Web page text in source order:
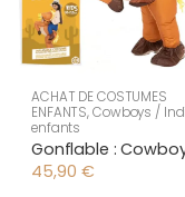
ACHAT DE COSTUMES
ENFANTS,Cowboys /
enfants
Gonflable :
45,90 €